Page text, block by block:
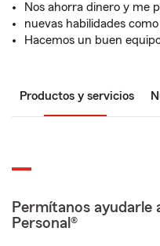
Nos ahorra dinero y me
nuevas habilidades
Hacemos un buen
Productos y servicios
Permítanos ayudarle
Personal®